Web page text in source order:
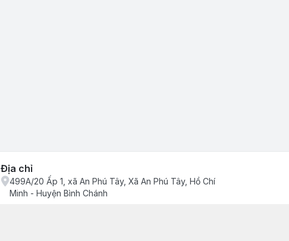
Địa chỉ
499A/20 Ấp 1, xã An Phú Tây, Xã An Phú Tây, Hồ Chí
Minh - Huyện Bình Chánh